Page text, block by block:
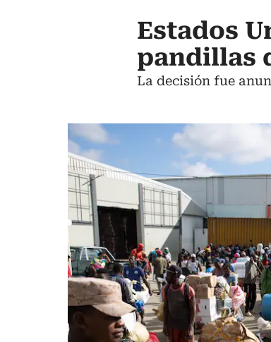
Estados
pandillas
La decisión fue